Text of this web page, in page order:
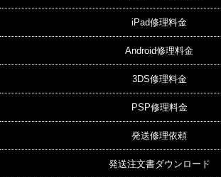
iPad修理料金
Android修理料金
3DS修理料金
PSP修理料金
発送修理依頼
発送注文書ダウンロード